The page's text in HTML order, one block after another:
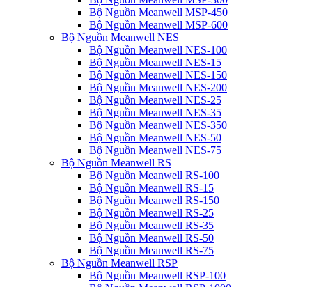
Bộ Nguồn Meanwell MSP-450
Bộ Nguồn Meanwell MSP-600
Bộ Nguồn Meanwell NES
Bộ Nguồn Meanwell NES-100
Bộ Nguồn Meanwell NES-15
Bộ Nguồn Meanwell NES-150
Bộ Nguồn Meanwell NES-200
Bộ Nguồn Meanwell NES-25
Bộ Nguồn Meanwell NES-35
Bộ Nguồn Meanwell NES-350
Bộ Nguồn Meanwell NES-50
Bộ Nguồn Meanwell NES-75
Bộ Nguồn Meanwell RS
Bộ Nguồn Meanwell RS-100
Bộ Nguồn Meanwell RS-15
Bộ Nguồn Meanwell RS-150
Bộ Nguồn Meanwell RS-25
Bộ Nguồn Meanwell RS-35
Bộ Nguồn Meanwell RS-50
Bộ Nguồn Meanwell RS-75
Bộ Nguồn Meanwell RSP
Bộ Nguồn Meanwell RSP-100